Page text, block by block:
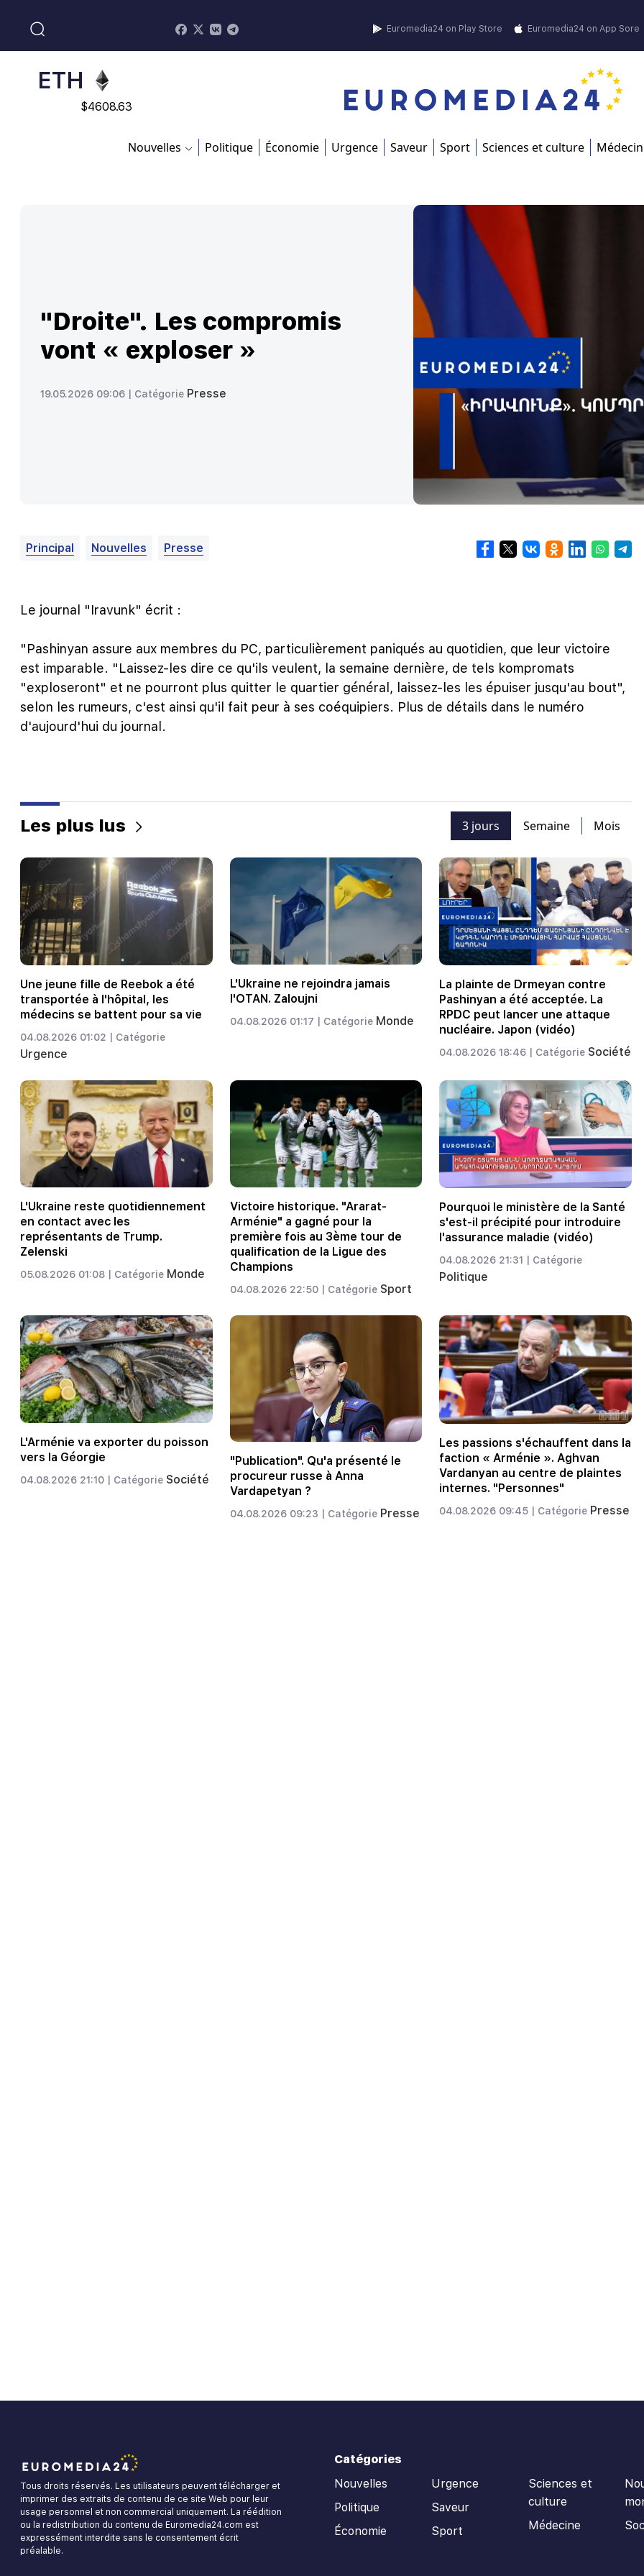
Euromedia24 on Play Store
Euromedia24 on App Sore
ADA
$0.868816
ETH
$4608.63
Nouvelles Politique Économie Urgence Saveur Sport Sciences et culture
"Droite". Les compromis
vont « exploser »
19.05.2026 09:06 | Catégorie Presse
Principal Nouvelles Presse
Le journal "Iravunk" écrit :
"Pashinyan assure aux membres du PC, particulièrement paniqués au quotidien, que leur victoire
est imparable. "Laissez-les dire ce qu'ils veulent, la semaine dernière, de tels kompromats
"exploseront" et ne pourront plus quitter le quartier général, laissez-les les épuiser jusqu'au bout",
selon les rumeurs, c'est ainsi qu'il fait peur à ses coéquipiers. Plus de détails dans le numéro
d'aujourd'hui du journal.
Les plus lus 3 jours Semaine Mois
Une jeune fille de Reebok a été
transportée à l'hôpital, les
médecins se battent pour sa vie
04.08.2026 01:02 | Catégorie
Urgence
L'Ukraine ne rejoindra jamais
l'OTAN. Zaloujni
04.08.2026 01:17 | Catégorie Monde
La plainte de Drmeyan contre
Pashinyan a été acceptée. La
RPDC peut lancer une attaque
nucléaire. Japon (vidéo)
04.08.2026 18:46 | Catégorie Société
L'Ukraine reste quotidiennement
en contact avec les
représentants de Trump.
Zelenski
05.08.2026 01:08 | Catégorie Monde
Victoire historique. "Ararat-
Arménie" a gagné pour la
première fois au 3ème tour de
qualification de la Ligue des
Champions
04.08.2026 22:50 | Catégorie Sport
Pourquoi le ministère de la Santé
s'est-il précipité pour introduire
l'assurance maladie (vidéo)
04.08.2026 21:31 | Catégorie
Politique
L'Arménie va exporter du poisson
vers la Géorgie
04.08.2026 21:10 | Catégorie Société
"Publication". Qu'a présenté le
procureur russe à Anna
Vardapetyan ?
04.08.2026 09:23 | Catégorie Presse
Les passions s'échauffent dans la
faction « Arménie ». Aghvan
Vardanyan au centre de plaintes
internes. "Personnes"
04.08.2026 09:45 | Catégorie Presse
Tous droits réservés. Les utilisateurs peuvent télécharger et
imprimer des extraits de contenu de ce site Web pour leur
usage personnel et non commercial uniquement. La réédition
ou la redistribution du contenu de Euromedia24.com est
expressément interdite sans le consentement écrit
préalable.
Catégories
Nouvelles
Politique
Économie
Urgence
Saveur
Sport
Sciences et
culture
Médecine